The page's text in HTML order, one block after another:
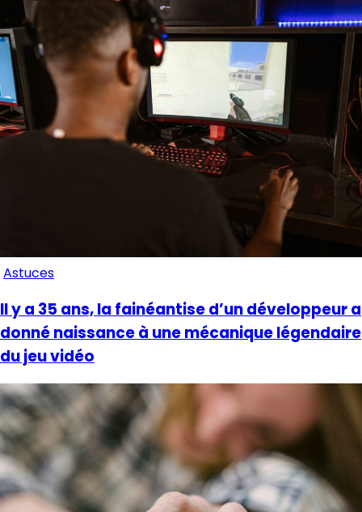
Astuces
Il y a 35 ans, la fainéantise d’un développeur a
donné naissance à une mécanique légendaire
du jeu vidéo